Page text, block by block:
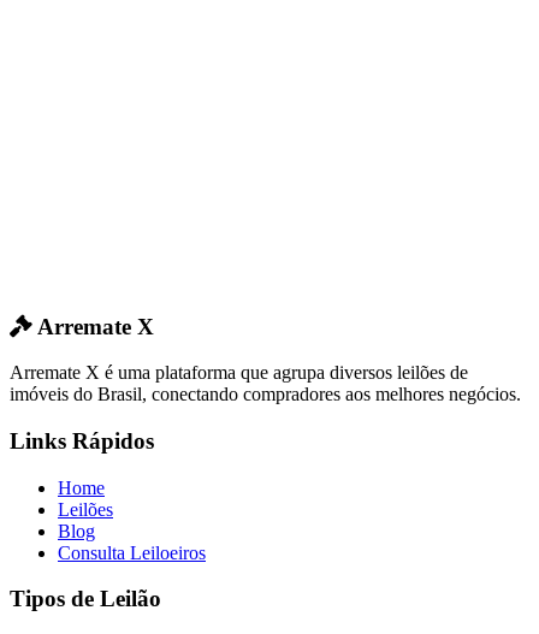
Arremate X
Arremate X é uma plataforma que agrupa diversos leilões de
imóveis do Brasil, conectando compradores aos melhores negócios.
Links Rápidos
Home
Leilões
Blog
Consulta Leiloeiros
Tipos de Leilão